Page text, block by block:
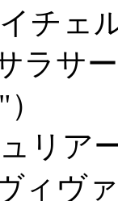
チェ
ーテ
リア
ァ